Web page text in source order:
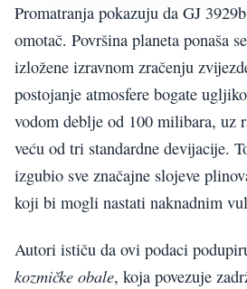
Promatranja pokazuju da GJ
omotač. Površina planeta ponaša
izložene izravnom zračenju
postojanje atmosfere bogate
vodom deblje od 100 milibara, uz
veću od tri standardne devijacije.
izgubio sve značajne slojeve
koji bi mogli nastati naknadnim
Autori ističu da ovi podaci
kozmičke obale, koja povezuje